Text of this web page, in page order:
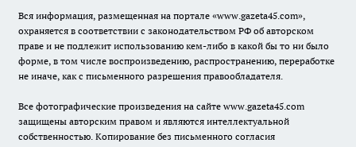
Вся информация, размещенная на портале «www.gazeta45.com»,
охраняется в соответствии с законодательством РФ об авторском
праве и не подлежит использованию кем-либо в какой бы то ни было
форме, в том числе воспроизведению, распространению, переработке
не иначе, как с письменного разрешения правообладателя.
Все фотографические произведения на сайте www.gazeta45.com
защищены авторским правом и являются интеллектуальной
собственностью. Копирование без письменного согласия